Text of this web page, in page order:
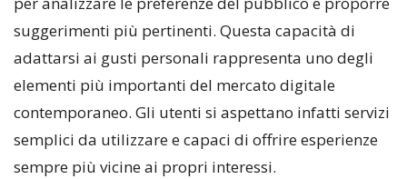
suggerimenti più pertinenti. Questa capacità di
adattarsi ai gusti personali rappresenta uno degli
elementi più importanti del mercato digitale
contemporaneo. Gli utenti si aspettano infatti servizi
semplici da utilizzare e capaci di offrire esperienze
sempre più vicine ai propri interessi.